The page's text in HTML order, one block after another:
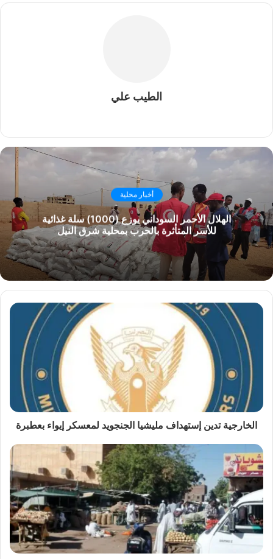
الطيب علي
أخبار محلية
الهلال الأحمر السوداني يوزع (1000) سلة غذائية
للأسر المتأثرة بالحرب بمحلية شرق النيل
الخارجية تدين إستهداف مليشيا الجنجويد لمعسكر إيواء بعطبرة